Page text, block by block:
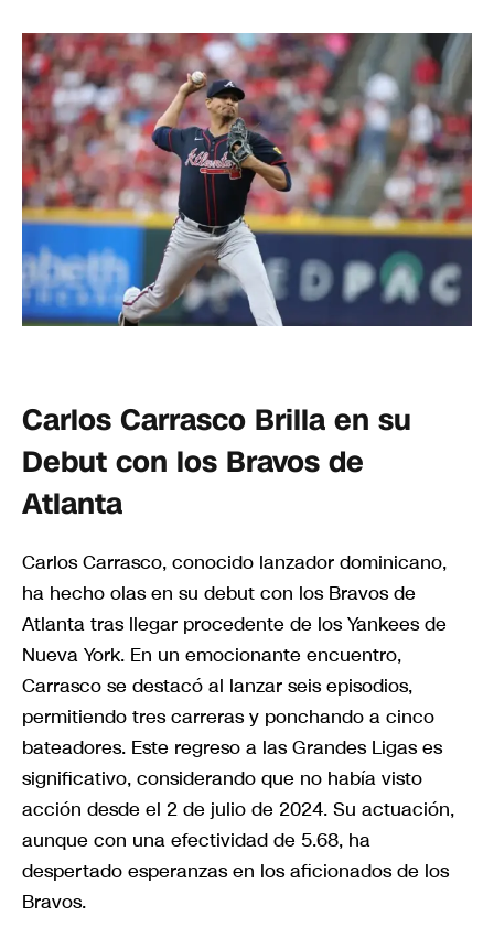
Carlos Carrasco Brilla en su
Debut con los Bravos de
Atlanta
Carlos Carrasco, conocido lanzador dominicano,
ha hecho olas en su debut con los Bravos de
Atlanta tras llegar procedente de los Yankees de
Nueva York. En un emocionante encuentro,
Carrasco se destacó al lanzar seis episodios,
permitiendo tres carreras y ponchando a cinco
bateadores. Este regreso a las Grandes Ligas es
significativo, considerando que no había visto
acción desde el 2 de julio de 2024. Su actuación,
aunque con una efectividad de 5.68, ha
despertado esperanzas en los aficionados de los
Bravos.